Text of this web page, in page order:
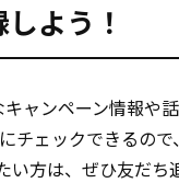
よう！
ャンペーン情報や
チェックできるの
方は、ぜひ友だち